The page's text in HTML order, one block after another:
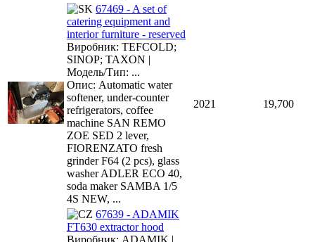
67469 - A set of
catering equipment and
interior furniture - reserved
Виробник: TEFCOLD;
SINOP; TAXON |
Модель/Тип: ...
Опис: Automatic water
softener, under-counter
refrigerators, coffee
machine SAN REMO
ZOE SED 2 lever,
FIORENZATO fresh
grinder F64 (2 pcs), glass
washer ADLER ECO 40,
soda maker SAMBA 1/5
4S NEW, ...
2021 19,700
67639 - ADAMIK
FT630 extractor hood
Виробник: ADAMIK |